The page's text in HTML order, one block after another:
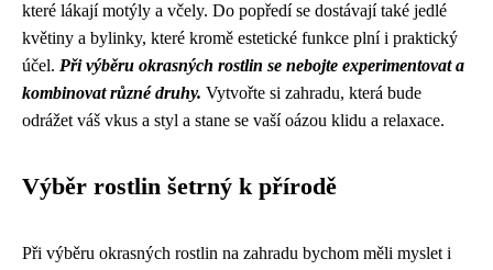
které lákají motýly a včely. Do popředí se dostávají také jedlé
květiny a bylinky, které kromě estetické funkce plní i praktický
účel. Při výběru okrasných rostlin se nebojte experimentovat a
kombinovat různé druhy. Vytvořte si zahradu, která bude
odrážet váš vkus a styl a stane se vaší oázou klidu a relaxace.
Výběr rostlin šetrný k přírodě
Při výběru okrasných rostlin na zahradu bychom měli myslet i